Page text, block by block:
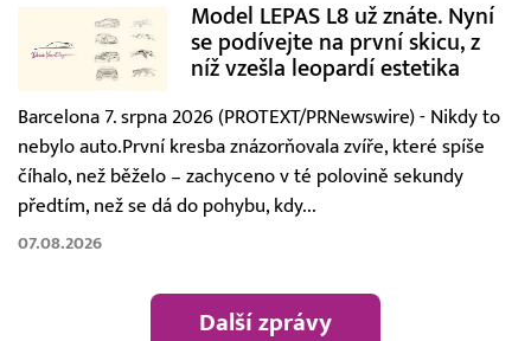
Model LEPAS L8 už znáte. Nyní
se podívejte na první skicu, z
níž vzešla leopardí estetika
Barcelona 7. srpna 2026 (PROTEXT/PRNewswire) - Nikdy to
nebylo auto.První kresba znázorňovala zvíře, které spíše
číhalo, než běželo – zachyceno v té polovině sekundy
předtím, než se dá do pohybu, kdy...
07.08.2026
Další zprávy